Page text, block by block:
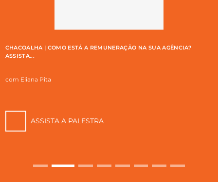
| COMO ESTÁ A REMUNERAÇÃO NA SUA AGÊNCIA?
Pita
ASSISTA A PALESTRA